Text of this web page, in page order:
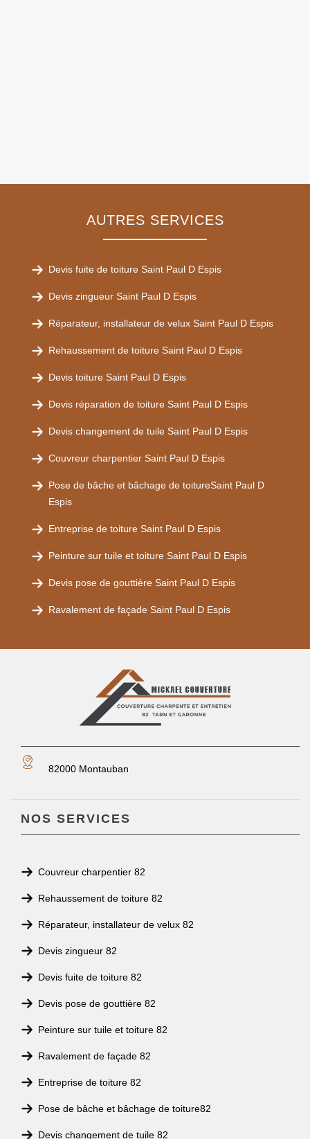
AUTRES SERVICES
Devis fuite de toiture Saint Paul D Espis
Devis zingueur Saint Paul D Espis
Réparateur, installateur de velux Saint Paul D Espis
Rehaussement de toiture Saint Paul D Espis
Devis toiture Saint Paul D Espis
Devis réparation de toiture Saint Paul D Espis
Devis changement de tuile Saint Paul D Espis
Couvreur charpentier Saint Paul D Espis
Pose de bâche et bâchage de toitureSaint Paul D
Espis
Entreprise de toiture Saint Paul D Espis
Peinture sur tuile et toiture Saint Paul D Espis
Devis pose de gouttière Saint Paul D Espis
Ravalement de façade Saint Paul D Espis
82000 Montauban
NOS SERVICES
Couvreur charpentier 82
Rehaussement de toiture 82
Réparateur, installateur de velux 82
Devis zingueur 82
Devis fuite de toiture 82
Devis pose de gouttière 82
Peinture sur tuile et toiture 82
Ravalement de façade 82
Entreprise de toiture 82
Pose de bâche et bâchage de toiture82
Devis changement de tuile 82